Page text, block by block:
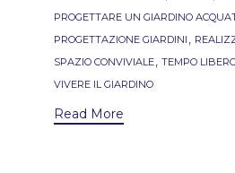
PROGETTARE UN GIARDINO
PROGETTAZIONE GIARDINI ,
SPAZIO CONVIVIALE, TEMPO
VIVERE IL GIARDINO
Read More